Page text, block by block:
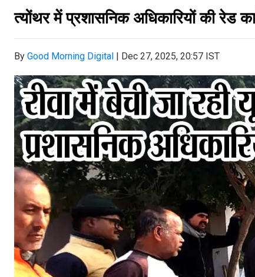
त्योंथर में प्रशासनिक अधिकारियों की रेड
By Good Morning Digital | Dec 27, 2025, 20:57 IST